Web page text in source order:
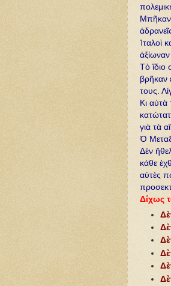
Μπῆκαν
Ἰταλοὶ
Τὸ ἴδιο
βρῆκαν
τους.
Κι
γιὰ τὰ
Ὁ
Δὲν
κάθε
αὐτὲς
Δίχως